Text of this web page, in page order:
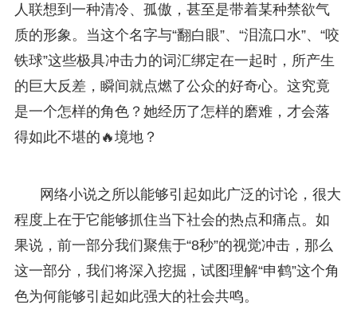
人联想到一种清冷、孤傲，甚至是带着某种禁欲气
质的形象。当这个名字与“翻白眼”、“泪流口水”、“咬
铁球”这些极具冲击力的词汇绑定在一起时，所产生
的巨大反差，瞬间就点燃了公众的好奇心。这究竟
是一个怎样的角色？她经历了怎样的磨难，才会落
得如此不堪的🔥境地？
网络小说之所以能够引起如此广泛的讨论，很大
程度上在于它能够抓住当下社会的热点和痛点。如
果说，前一部分我们聚焦于“8秒”的视觉冲击，那么
这一部分，我们将深入挖掘，试图理解“申鹤”这个角
色为何能够引起如此强大的社会共鸣。